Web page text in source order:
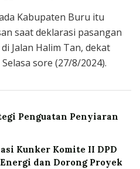
Kabupaten Buru itu
saat deklarasi pasangan
Jalan Halim Tan, dekat
sore (27/8/2024).
Penguatan Penyiaran
Kunker Komite II DPD
dan Dorong Proyek